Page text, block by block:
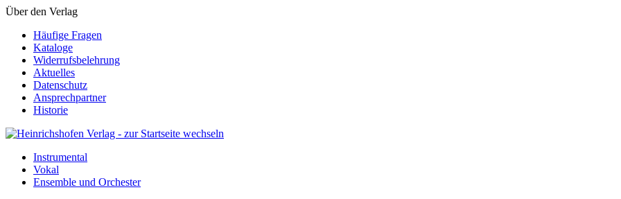
Über den Verlag
Häufige Fragen
Kataloge
Widerrufsbelehrung
Aktuelles
Datenschutz
Ansprechpartner
Historie
Instrumental
Vokal
Ensemble und Orchester